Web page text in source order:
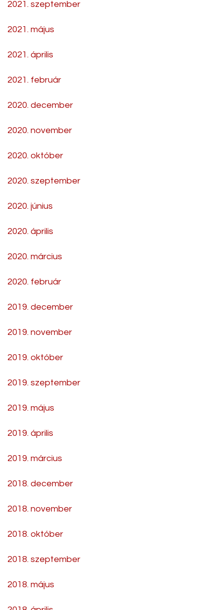
2021. szeptember
2021. május
2021. április
2021. február
2020. december
2020. november
2020. október
2020. szeptember
2020. június
2020. április
2020. március
2020. február
2019. december
2019. november
2019. október
2019. szeptember
2019. május
2019. április
2019. március
2018. december
2018. november
2018. október
2018. szeptember
2018. május